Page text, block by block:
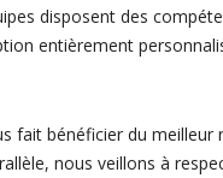
disposent des
entièrement
fait bénéficier du meilleur
nous veillons à